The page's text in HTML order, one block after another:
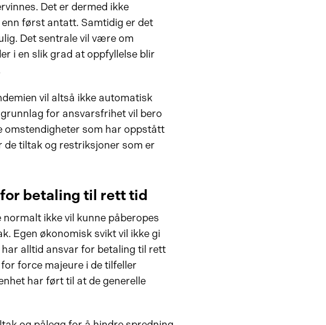
Det er dermed ikke
først antatt. Samtidig er det
Det sentrale vil være om
i en slik grad at oppfyllelse blir
vil altså ikke automatisk
for ansvarsfrihet vil bero
omstendigheter som har oppstått
de tiltak og restriksjoner som er
betaling til rett tid
ikke vil kunne påberopes
Egen økonomisk svikt vil ikke gi
alltid ansvar for betaling til rett
force majeure i de tilfeller
har ført til at de generelle